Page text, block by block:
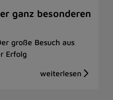
ganz besonderen
große Besuch aus
Erfolg